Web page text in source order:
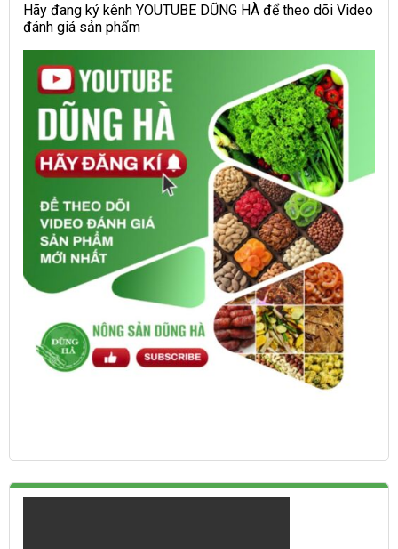
Hãy đang ký kênh YOUTUBE DŨNG HÀ để theo dõi Video
đánh giá sản phẩm